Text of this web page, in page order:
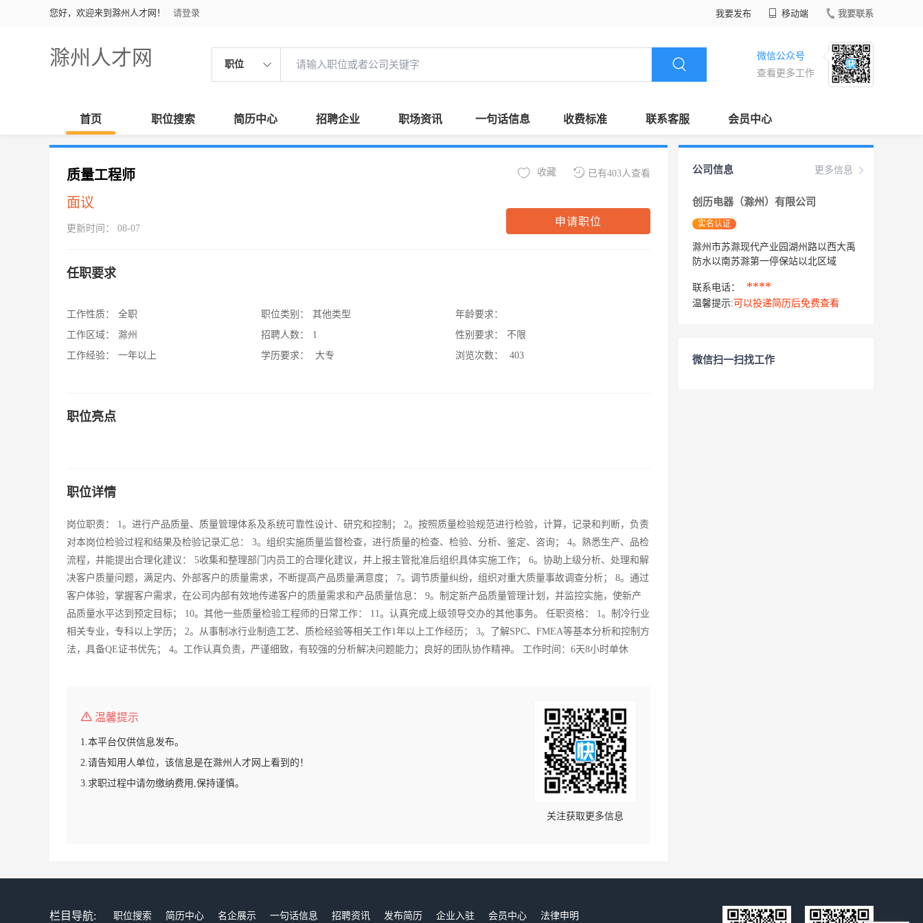
您好，欢迎来到滁州人才网！ 请登录 我要发布 移动端 我要联系
滁州人才网 职位
微信公众号
查看更多工作
首页 职位搜索 简历中心 招聘企业 职场资讯 一句话信息 收费标准 联系客服 会员中心
质量工程师
面议
更新时间： 08-07
已有403人查看
收藏
申请职位
任职要求
工作性质：
全职
工作区域：
滁州
工作经验：
一年以上
职位类别：
其他类型
招聘人数：
1
学历要求：
大专
年龄要求：
性别要求：
不限
浏览次数：
403
职位亮点
职位详情
岗位职责： 1。进行产品质量、质量管理体系及系统可靠性设计、研究和控制； 2。按照质量检验规范进行检验，计算，记录和判断，负责
对本岗位检验过程和结果及检验记录汇总： 3。组织实施质量监督检查，进行质量的检查、检验、分析、鉴定、咨询； 4。熟悉生产、品检
流程，并能提出合理化建议： 5收集和整理部门内员工的合理化建议，并上报主管批准后组织具体实施工作； 6。协助上级分析、处理和解
决客户质量问题，满足内、外部客户的质量需求，不断提高产品质量满意度； 7。调节质量纠纷，组织对重大质量事故调查分析； 8。通过
客户体验，掌握客户需求，在公司内部有效地传递客户的质量需求和产品质量信息： 9。制定新产品质量管理计划，并监控实施，使新产
品质量水平达到预定目标； 10。其他一些质量检验工程师的日常工作： 11。认真完成上级领导交办的其他事务。 任职资格： 1。制冷行业
相关专业，专科以上学历； 2。从事制冰行业制造工艺、质检经验等相关工作1年以上工作经历； 3。了解SPC、FMEA等基本分析和控制方
法，具备QE证书优先； 4。工作认真负责，严谨细致，有较强的分析解决问题能力；良好的团队协作精神。 工作时间：6天8小时单休
温馨提示
1.本平台仅供信息发布。
2.请告知用人单位，该信息是在滁州人才网上看到的！
3.求职过程中请勿缴纳费用,保持谨慎。
关注获取更多信息
更多信息
公司信息
创历电器（滁州）有限公司
实名认证
滁州市苏滁现代产业园湖州路以西大禹
防水以南苏滁第一停保站以北区域
联系电话： ****
温馨提示: 可以投递简历后免费查看
微信扫一扫找工作
栏目导航: 职位搜索 简历中心 名企展示 一句话信息 招聘资讯 发布简历 企业入驻 会员中心 法律申明